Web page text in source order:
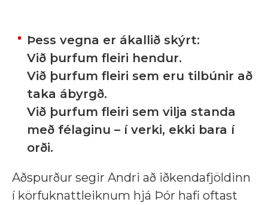
Þess vegna er ákallið skýrt:
Við þurfum fleiri hendur.
Við þurfum fleiri sem eru tilbúnir að
taka ábyrgð.
Við þurfum fleiri sem vilja standa
með félaginu – í verki, ekki bara í
orði.
Aðspurður segir Andri að iðkendafjöldinn
í körfuknattleiknum hjá Þór hafi oftast